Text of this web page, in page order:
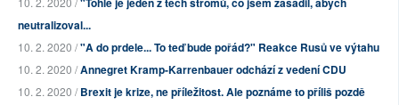
neutralizoval...
10. 2. 2020 /"A do prdele... To teď bude pořád?" Reakce Rusů ve výtahu
10. 2. 2020 /Annegret Kramp-Karrenbauer odchází z vedení CDU
10. 2. 2020 /Brexit je krize, ne příležitost. Ale poznáme to příliš pozdě